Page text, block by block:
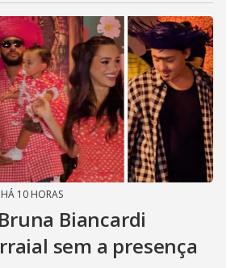
HÁ 10 HORAS
Biancardi
sem a presença